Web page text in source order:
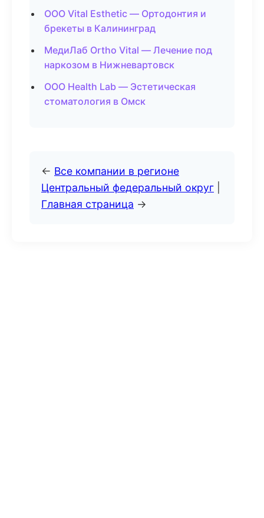
ООО Vital Esthetic — Ортодонтия и
брекеты в Калининград
МедиЛаб Ortho Vital — Лечение под
наркозом в Нижневартовск
ООО Health Lab — Эстетическая
стоматология в Омск
← Все компании в регионе
Центральный федеральный округ
Главная страница →